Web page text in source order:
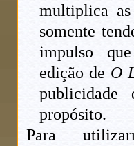
multiplica as
somente
impulso
edição de O
propósito.
Para